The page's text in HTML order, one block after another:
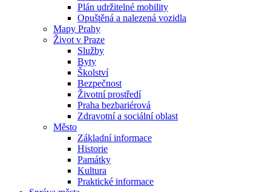
Plán udržitelné mobility
Opuštěná a nalezená vozidla
Mapy Prahy
Život v Praze
Služby
Byty
Školství
Bezpečnost
Životní prostředí
Praha bezbariérová
Zdravotní a sociální oblast
Město
Základní informace
Historie
Památky
Kultura
Praktické informace